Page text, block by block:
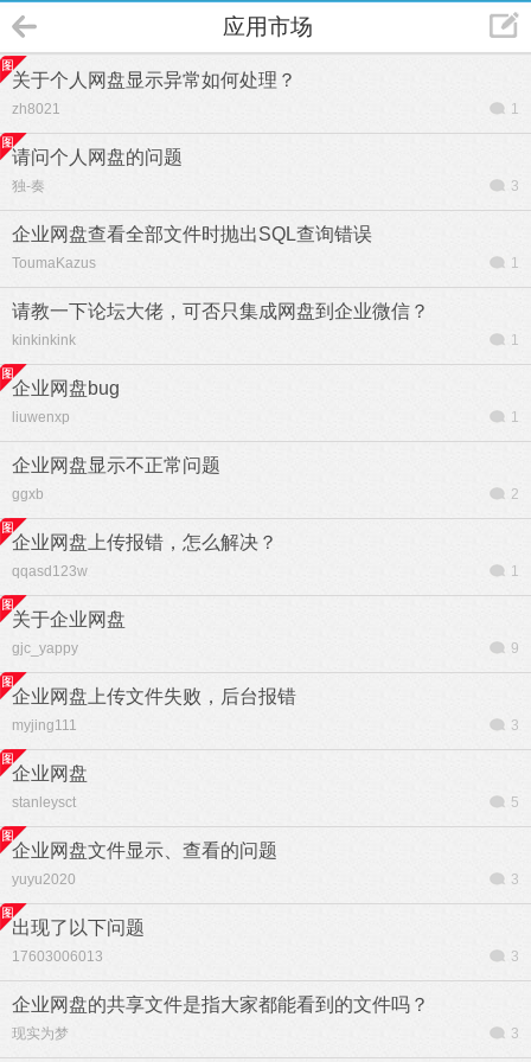
应用市场
关于个人网盘显示异常如何处理？
zh8021 1
请问个人网盘的问题
独-奏 3
企业网盘查看全部文件时抛出SQL查询错误
ToumaKazus 1
请教一下论坛大佬，可否只集成网盘到企业微信？
kinkinkink 1
企业网盘bug
liuwenxp 1
企业网盘显示不正常问题
ggxb 2
企业网盘上传报错，怎么解决？
qqasd123w 1
关于企业网盘
gjc_yappy 9
企业网盘上传文件失败，后台报错
myjing111 3
企业网盘
stanleysct 5
企业网盘文件显示、查看的问题
yuyu2020 3
出现了以下问题
17603006013 3
企业网盘的共享文件是指大家都能看到的文件吗？
现实为梦 3